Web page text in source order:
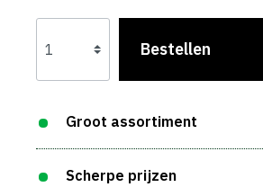
Bestellen
Groot assortiment
Scherpe prijzen